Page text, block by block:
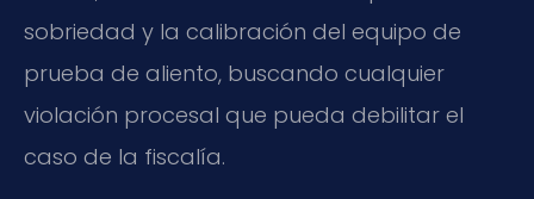
sobriedad y la calibración del equipo de
prueba de aliento, buscando cualquier
violación procesal que pueda debilitar el
caso de la fiscalía.